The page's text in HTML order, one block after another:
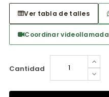
Ver tabla de talles
Coordinar videollamada
Cantidad